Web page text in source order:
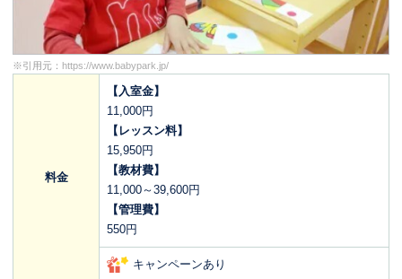
※引用元： https://www.babypark.jp/
料金
【入室金】
11,000円
【レッスン料】
15,950円
【教材費】
11,000～39,600円
【管理費】
550円
キャンペーンあり